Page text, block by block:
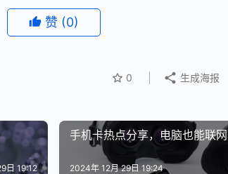
赞 (0)
0 生成海报
日 19:12
手机卡热点分享，电脑也能联网
2024年 12月 29日 19:24